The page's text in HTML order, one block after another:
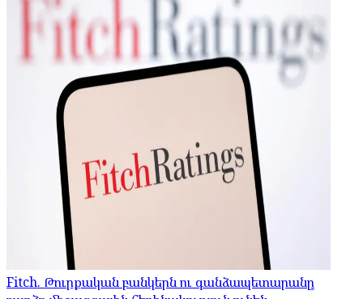
Fitch. Թուրքական բանկերն ու գանձապետարանը